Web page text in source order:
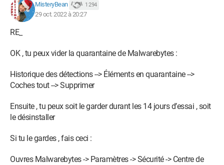
MisteryBean 1 294
29 oct. 2022 à 20:27
RE_
OK , tu peux vider la quarantaine de Malwarebytes :
Historique des détections --> Éléments en quarantaine -->
Coches tout --> Supprimer
Ensuite , tu peux soit le garder durant les 14 jours d’essai , soit
le désinstaller
Si tu le gardes , fais ceci :
Ouvres Malwarebytes -> Paramètres -> Sécurité -> Centre de